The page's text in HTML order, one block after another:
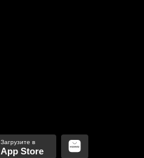
App Store